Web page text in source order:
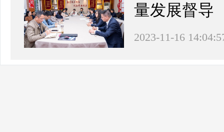
量发展督导
2023-11-16